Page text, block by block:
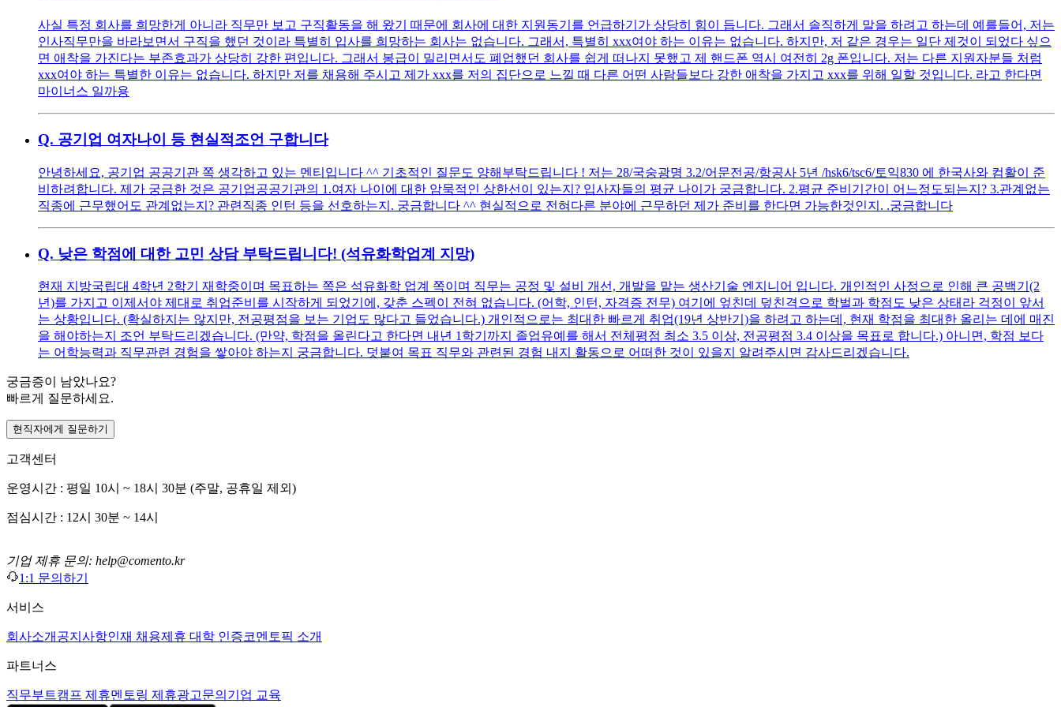
사실 특정 회사를 희망한게 아니라 직무만 보고 구직활동을 해 왔기 때문에 회사에 대한 지원동기를 언급하기가 상당히 힘이 듭니다. 그래서 솔직하게 말을 하려고 하는데 예를들어, 저는
인사직무만을 바라보면서 구직을 했던 것이라 특별히 입사를 희망하는 회사는 없습니다. 그래서, 특별히 xxx여야 하는 이유는 없습니다. 하지만, 저 같은 경우는 일단 제것이 되었다 싶으
면 애착을 가진다는 부존효과가 상당히 강한 편입니다. 그래서 봉급이 밀리면서도 폐업했던 회사를 쉽게 떠나지 못했고 제 핸드폰 역시 여전히 2g 폰입니다. 저는 다른 지원자분들 처럼
xxx여야 하는 특별한 이유는 없습니다. 하지만 저를 채용해 주시고 제가 xxx를 저의 집단으로 느낄 때 다른 어떤 사람들보다 강한 애착을 가지고 xxx를 위해 일할 것입니다. 라고 한다면
마이너스 일까용
Q. 공기업 여자나이 등 현실적조언 구합니다
안녕하세요, 공기업 공공기관 쪽 생각하고 있는 멘티입니다 ^^ 기초적인 질문도 양해부탁드립니다 ! 저는 28/국숭광명 3.2/어문전공/항공사 5년 /hsk6/tsc6/토익830 에 한국사와 컴활이 준
비하려합니다. 제가 궁금한 것은 공기업공공기관의 1.여자 나이에 대한 암묵적인 상한선이 있는지? 입사자들의 평균 나이가 궁금합니다. 2.평균 준비기간이 어느정도되는지? 3.관계없는
직종에 근무했어도 관계없는지? 관련직종 인턴 등을 선호하는지. 궁금합니다 ^^ 현실적으로 전혀다른 분야에 근무하던 제가 준비를 한다면 가능한것인지. .궁금합니다
Q. 낮은 학점에 대한 고민 상담 부탁드립니다! (석유화학업계 지망)
현재 지방국립대 4학년 2학기 재학중이며 목표하는 쪽은 석유화학 업계 쪽이며 직무는 공정 및 설비 개선, 개발을 맡는 생산기술 엔지니어 입니다. 개인적인 사정으로 인해 큰 공백기(2
년)를 가지고 이제서야 제대로 취업준비를 시작하게 되었기에, 갖춘 스펙이 전혀 없습니다. (어학, 인턴, 자격증 전무) 여기에 엎친데 덮친격으로 학벌과 학점도 낮은 상태라 걱정이 앞서
는 상황입니다. (확실하지는 않지만, 전공평점을 보는 기업도 많다고 들었습니다.) 개인적으로는 최대한 빠르게 취업(19년 상반기)을 하려고 하는데, 현재 학점을 최대한 올리는 데에 매진
을 해야하는지 조언 부탁드리겠습니다. (만약, 학점을 올린다고 한다면 내년 1학기까지 졸업유예를 해서 전체평점 최소 3.5 이상, 전공평점 3.4 이상을 목표로 합니다.) 아니면, 학점 보다
는 어학능력과 직무관련 경험을 쌓아야 하는지 궁금합니다. 덧붙여 목표 직무와 관련된 경험 내지 활동으로 어떠한 것이 있을지 알려주시면 감사드리겠습니다.
궁금증이 남았나요?
빠르게 질문하세요.
현직자에게 질문하기
고객센터
운영시간 : 평일 10시 ~ 18시 30분 (주말, 공휴일 제외)
점심시간 : 12시 30분 ~ 14시
기업 제휴 문의: help@comento.kr
1:1 문의하기
서비스
회사소개 공지사항인재 채용제휴 대학 인증코멘토픽 소개
파트너스
직무부트캠프 제휴멘토링 제휴광고문의 기업 교육